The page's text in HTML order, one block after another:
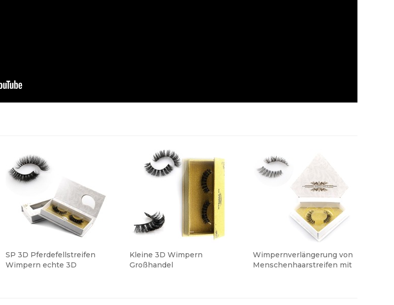
SP 3D Pferdefellstreifen
Wimpern echte 3D
Kleine 3D Wimpern
Großhandel
Wimpernverlängerung von
Menschenhaarstreifen mit